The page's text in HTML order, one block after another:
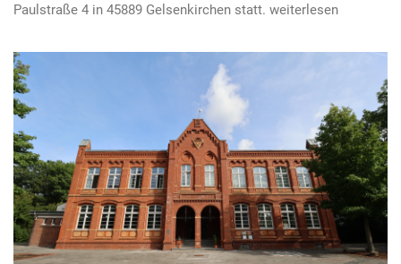
Paulstraße 4 in 45889 Gelsenkirchen statt.